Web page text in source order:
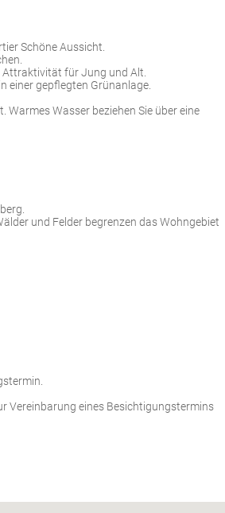
Schöne Aussicht.
Attraktivität für Jung und Alt.
einer gepflegten Grünanlage.
Wasser beziehen Sie über eine
und Felder begrenzen das Wohngebiet
Vereinbarung eines Besichtigungstermins